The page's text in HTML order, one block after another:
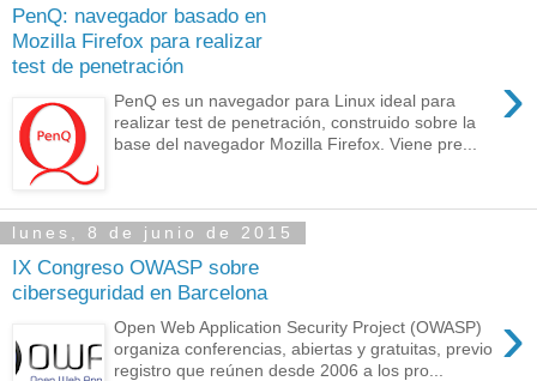
PenQ: navegador basado en
Mozilla Firefox para realizar
test de penetración
›
PenQ es un navegador para Linux ideal para
realizar test de penetración, construido sobre la
base del navegador Mozilla Firefox. Viene pre...
lunes, 8 de junio de 2015
IX Congreso OWASP sobre
ciberseguridad en Barcelona
›
Open Web Application Security Project (OWASP)
organiza conferencias, abiertas y gratuitas, previo
registro que reúnen desde 2006 a los pro...